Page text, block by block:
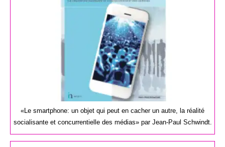
«Le smartphone: un objet qui peut en cacher un autre, la réalité
socialisante et concurrentielle des médias» par Jean-Paul Schwindt.